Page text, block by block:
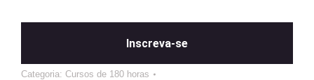
Inscreva-se
Categoria: Cursos de 180 horas